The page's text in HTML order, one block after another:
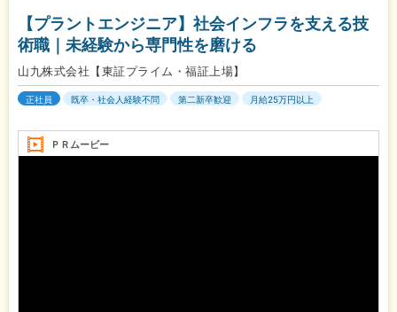
【プラントエンジニア】社会インフラを支える技
術職｜未経験から専門性を磨ける
山九株式会社【東証プライム・福証上場】
正社員 既卒・社会人経験不問 第二新卒歓迎 月給25万円以上
ＰＲムービー